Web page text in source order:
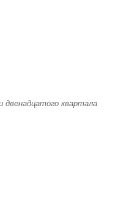
двенадцатого квартала